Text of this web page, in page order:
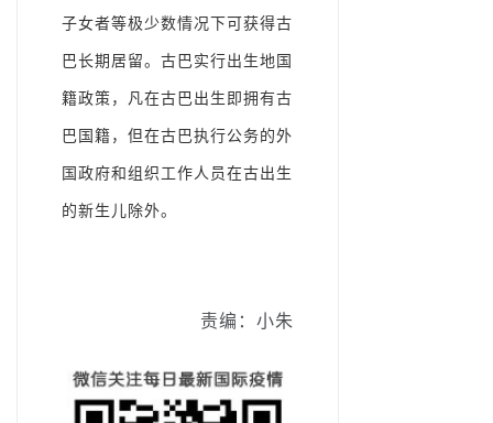
子女者等极少数情况下可获得古
巴长期居留。古巴实行出生地国
籍政策，凡在古巴出生即拥有古
巴国籍，但在古巴执行公务的外
国政府和组织工作人员在古出生
的新生儿除外。
责编：小朱